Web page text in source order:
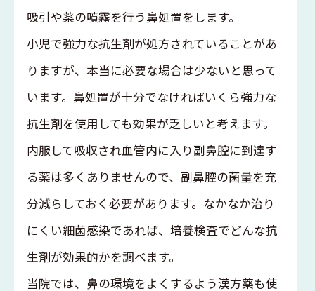
吸引や薬の噴霧を行う鼻処置をします。
小児で強力な抗生剤が処方されていることがあ
りますが、本当に必要な場合は少ないと思って
います。鼻処置が十分でなければいくら強力な
抗生剤を使用しても効果が乏しいと考えます。
内服して吸収され血管内に入り副鼻腔に到達す
る薬は多くありませんので、副鼻腔の菌量を充
分減らしておく必要があります。なかなか治り
にくい細菌感染であれば、培養検査でどんな抗
生剤が効果的かを調べます。
当院では、鼻の環境をよくするよう漢方薬も使